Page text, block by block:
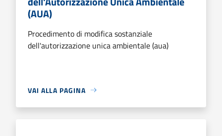
(AUA)
Procedimento di modifica sostanziale
dell'autorizzazione unica ambientale (aua)
VAI ALLA PAGINA